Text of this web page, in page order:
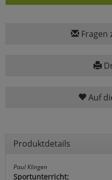
Fragen
Auf
Produktdetails
Paul Klingen
Sportunterricht: